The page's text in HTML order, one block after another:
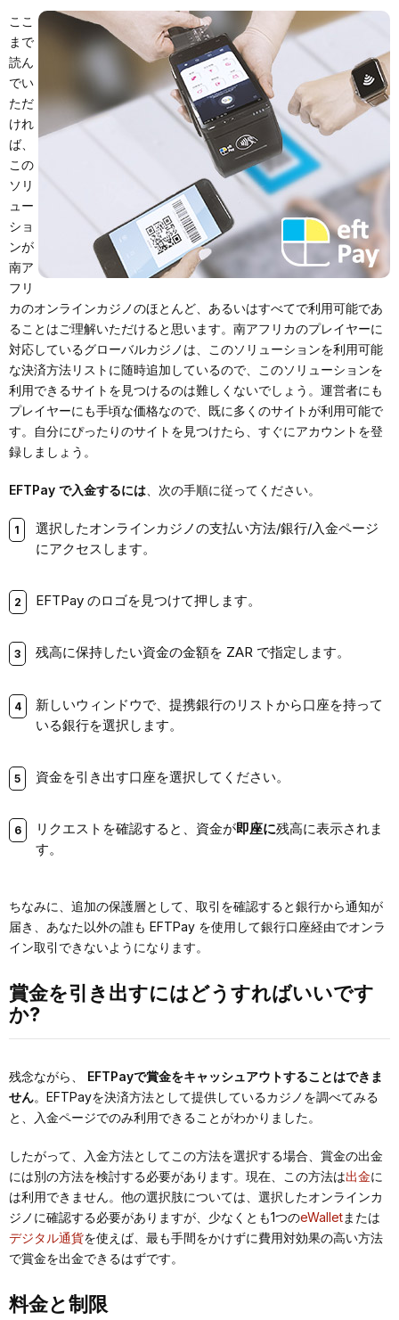
ここ
まで
読ん
でい
ただ
けれ
ば、
この
ソリ
ュー
ショ
ンが
南ア
フリ
カのオンラインカジノのほとんど、あるいはすべてで利用可能であ
ることはご理解いただけると思います。南アフリカのプレイヤーに
対応しているグローバルカジノは、このソリューションを利用可能
な決済方法リストに随時追加しているので、このソリューションを
利用できるサイトを見つけるのは難しくないでしょう。運営者にも
プレイヤーにも手頃な価格なので、既に多くのサイトが利用可能で
す。自分にぴったりのサイトを見つけたら、すぐにアカウントを登
録しましょう。
EFTPay で入金するには 、次の手順に従ってください。
選択したオンラインカジノの支払い方法/銀行/入金ページ
にアクセスします。
EFTPay のロゴを見つけて押します。
残高に保持したい資金の金額を ZAR で指定します。
新しいウィンドウで、提携銀行のリストから口座を持って
いる銀行を選択します。
資金を引き出す口座を選択してください。
リクエストを確認すると、資金が即座に残高に表示されま
す。
ちなみに、追加の保護層として、取引を確認すると銀行から通知が
届き、あなた以外の誰も EFTPay を使用して銀行口座経由でオンラ
イン取引できないようになります。
賞金を引き出すにはどうすればいいです
か?
残念ながら、 EFTPayで賞金をキャッシュアウトすることはできま
せん。EFTPayを決済方法として提供しているカジノを調べてみる
と、入金ページでのみ利用できることがわかりました。
したがって、入金方法としてこの方法を選択する場合、賞金の出金
には別の方法を検討する必要があります。現在、この方法は出金に
は利用できません。他の選択肢については、選択したオンラインカ
ジノに確認する必要がありますが、少なくとも1つのeWalletまたは
デジタル通貨を使えば、最も手間をかけずに費用対効果の高い方法
で賞金を出金できるはずです。
料金と制限